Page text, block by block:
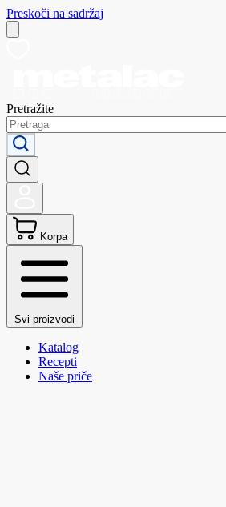
Preskoči na sadržaj
Pretražite
Korpa
Svi proizvodi
Katalog
Recepti
Naše priče